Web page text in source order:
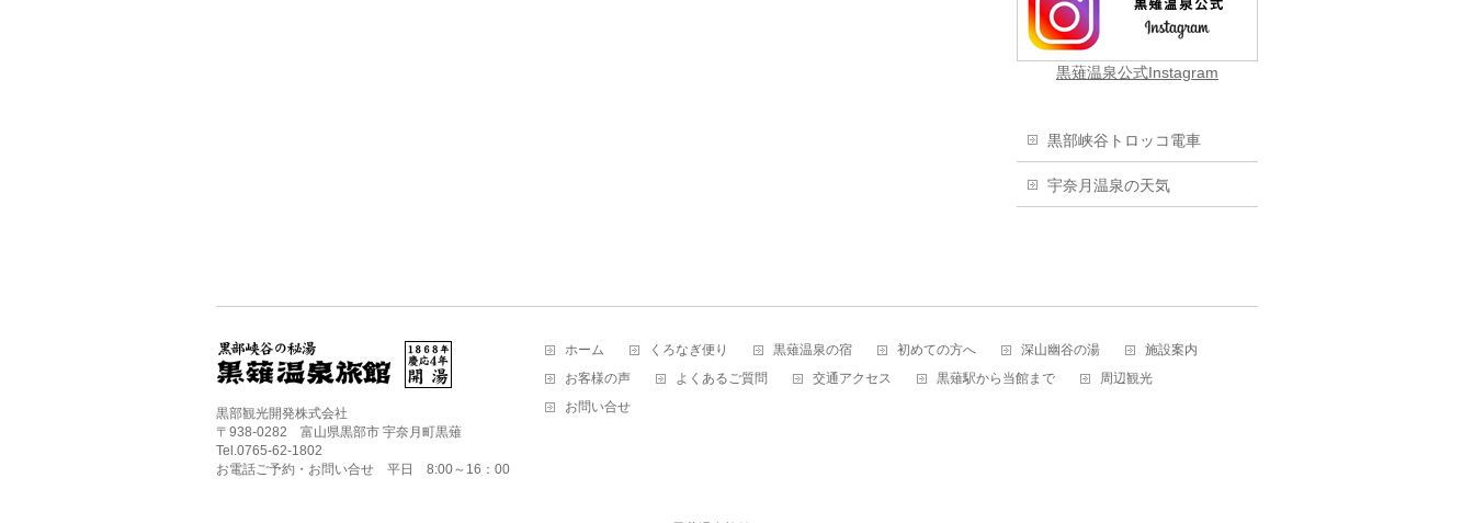
黒薙温泉公式Instagram
黒部峡谷トロッコ電車
宇奈月温泉の天気
黒部観光開発株式会社
〒938-0282 富山県黒部市 宇奈月町黒薙
Tel.0765-62-1802
お電話ご予約・お問い合せ 平日 8:00～16：00
ホーム くろなぎ便り 黒薙温泉の宿 初めての方へ 深山幽谷の湯
施設案内
お客様の声
よくあるご質問 交通アクセス 黒薙駅から当館まで
周辺観光
お問い合せ